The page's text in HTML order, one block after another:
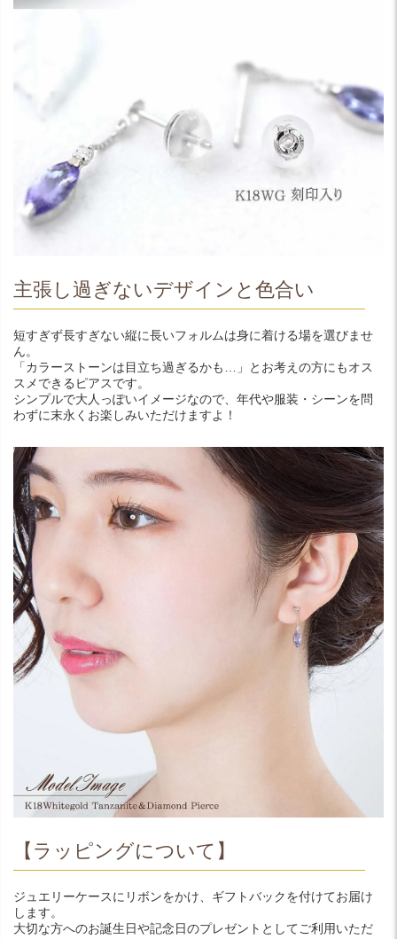
主張し過ぎないデザインと色合い
短すぎず長すぎない縦に長いフォルムは身に着ける場を選びませ
ん。
「カラーストーンは目立ち過ぎるかも…」とお考えの方にもオス
スメできるピアスです。
シンプルで大人っぽいイメージなので、年代や服装・シーンを問
わずに末永くお楽しみいただけますよ！
【ラッピングについて】
ジュエリーケースにリボンをかけ、ギフトバックを付けてお届け
します。
大切な方へのお誕生日や記念日のプレゼントとしてご利用いただ